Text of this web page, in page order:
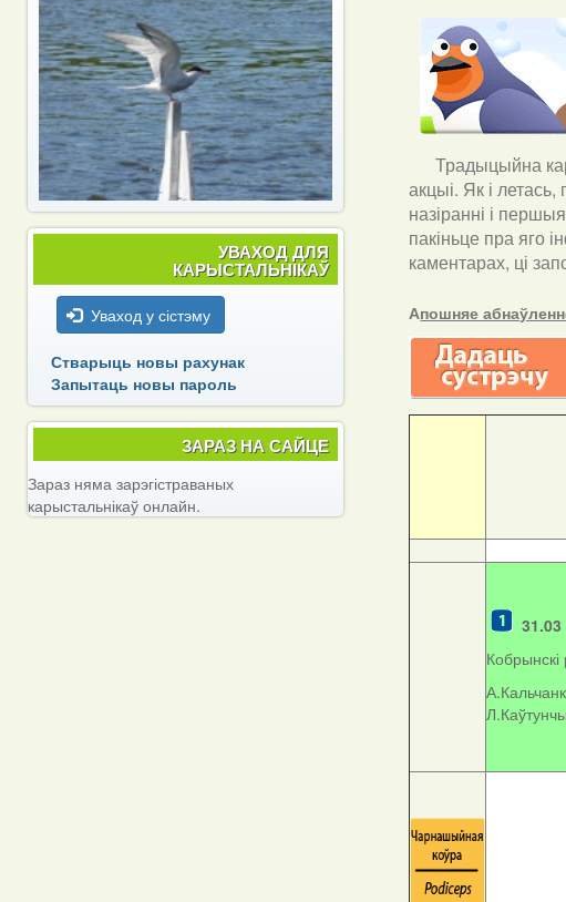
Традыцыйна
акцыі. Як і
назіранні і
пакіньце пра яго
каментарах, ці
Апошняе
31.03
Кобрынскі
УВАХОД ДЛЯ
КАРЫСТАЛЬНІКАЎ
Уваход у сістэму
Стварыць новы рахунак
Запытаць новы пароль
ЗАРАЗ НА САЙЦЕ
Зараз няма зарэгістраваных
карыстальнікаў онлайн.